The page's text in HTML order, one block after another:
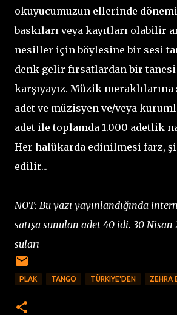
okuyucumuzun ellerinde
baskıları veya kayıtları olabilir
nesiller için böylesine bir sesi
denk gelir fırsatlardan bir tanesi
karşıyayız. Müzik
adet ve müzisyen ve/veya
adet ile toplamda 1.000 adetlik
Her halükarda edinilmesi farz,
edilir...
NOT: Bu yazı yayınlandığında
satışa sunulan adet 40 idi. 30 Nisan
suları
PLAK TANGO TÜRKIYE'DEN ZEHRA